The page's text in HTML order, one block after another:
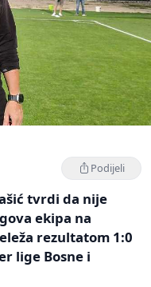
Podijeli
tvrdi da nije
ekipa na
rezultatom 1:0
lige Bosne i